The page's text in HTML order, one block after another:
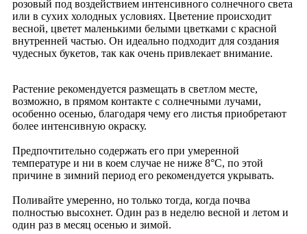
розовый под воздействием интенсивного солнечного света
или в сухих холодных условиях. Цветение происходит
весной, цветет маленькими белыми цветками с красной
внутренней частью. Он идеально подходит для создания
чудесных букетов, так как очень привлекает внимание.
Растение рекомендуется размещать в светлом месте,
возможно, в прямом контакте с солнечными лучами,
особенно осенью, благодаря чему его листья приобретают
более интенсивную окраску.
Предпочтительно содержать его при умеренной
температуре и ни в коем случае не ниже 8°C, по этой
причине в зимний период его рекомендуется укрывать.
Поливайте умеренно, но только тогда, когда почва
полностью высохнет. Один раз в неделю весной и летом и
один раз в месяц осенью и зимой.